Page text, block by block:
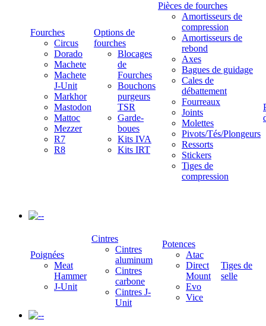
Fourches
Circus
Dorado
Machete
Machete
J-Unit
Markhor
Mastodon
Mattoc
Mezzer
R7
R8
Options de
fourches
Blocages
de
Fourches
Bouchons
purgeurs
TSR
Garde-
boues
Kits IVA
Kits IRT
Pièces de fourches
Amortisseurs de
compression
Amortisseurs de
rebond
Axes
Bagues de guidage
Cales de
débattement
Fourreaux
Joints
Molettes
Pivots/Tés/Plongeurs
Ressorts
Stickers
Tiges de
compression
-
Poignées
Meat
Hammer
J-Unit
Cintres
Cintres
aluminum
Cintres
carbone
Cintres J-
Unit
Potences
Atac
Direct
Mount
Evo
Vice
Tiges de
selle
-